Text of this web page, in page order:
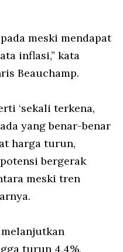
meski mendapat
inflasi,” kata
Beauchamp.
‘sekali terkena,
yang benar-benar
harga turun,
bergerak
meski tren
turun 4,4%,